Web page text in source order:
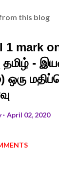
this blog
1 mark
தமிழ் -
April 02, 2020